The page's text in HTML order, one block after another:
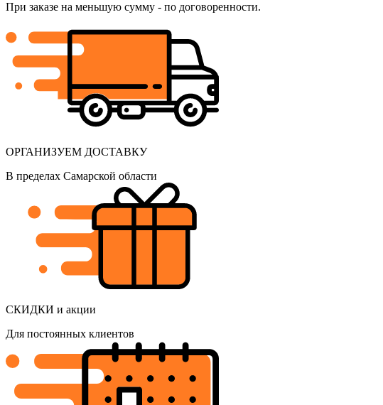
При заказе на меньшую сумму - по договоренности.
ОРГАНИЗУЕМ ДОСТАВКУ
В пределах Самарской области
СКИДКИ и акции
Для постоянных клиентов